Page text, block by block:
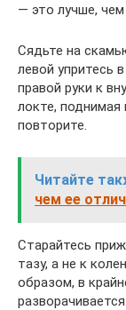
— это лучше,
Сядьте на
левой упритесь
правой руки к
локте, поднимая
повторите.
Читайте
чем ее
Старайтесь
тазу, а не к
образом, в